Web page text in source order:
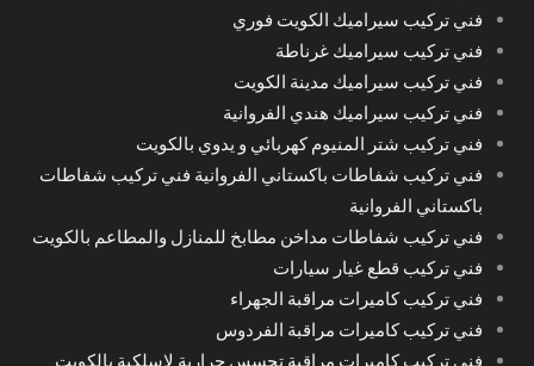
فني تركيب سيراميك الكويت فوري
فني تركيب سيراميك غرناطة
فني تركيب سيراميك مدينة الكويت
فني تركيب سيراميك هندي الفروانية
فني تركيب شتر المنيوم كهربائي و يدوي بالكويت
فني تركيب شفاطات باكستاني الفروانية فني تركيب شفاطات
باكستاني الفروانية
فني تركيب شفاطات مداخن مطابخ للمنازل والمطاعم بالكويت
فني تركيب قطع غيار سيارات
فني تركيب كاميرات مراقبة الجهراء
فني تركيب كاميرات مراقبة الفردوس
فني تركيب كاميرات مراقبة تجسس حرارية لاسلكية بالكويت